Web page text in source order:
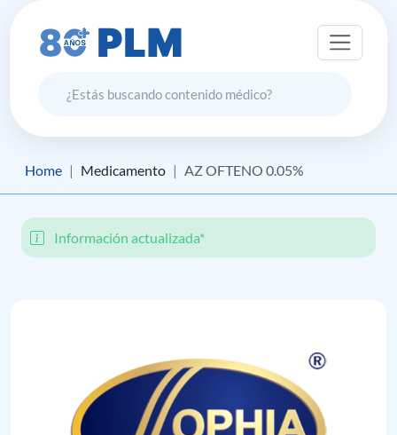
Home Medicamento AZ OFTENO 0.05%
Información actualizada*